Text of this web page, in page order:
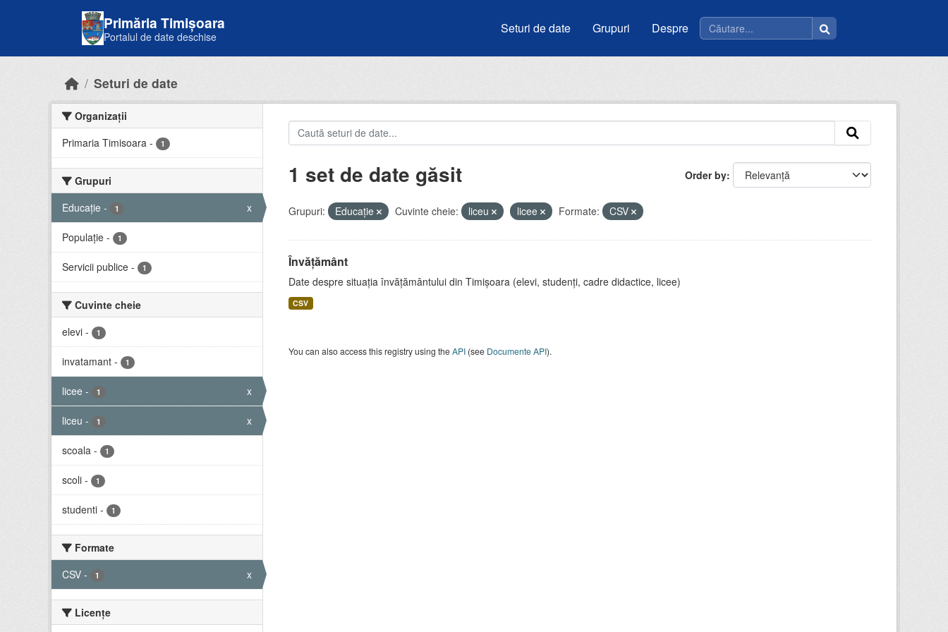
Primăria Timișoara
Portalul de date deschise
Seturi de date Grupuri Despre
Seturi de date
Organizații
Primaria Timisoara - 1
Grupuri
Educație - 1 x
Populație - 1
Servicii publice - 1
Cuvinte cheie
elevi - 1
invatamant - 1
licee - 1 x
liceu - 1 x
scoala - 1
scoli - 1
studenti - 1
Formate
CSV - 1 x
Licenţe
Order by
1 set de date găsit
Grupuri: Educație Cuvinte cheie: liceu licee Formate: CSV
Învățământ
Date despre situația învățământului din Timișoara (elevi, studenți, cadre didactice, licee)
CSV
You can also access this registry using theAPI(see Documente API).